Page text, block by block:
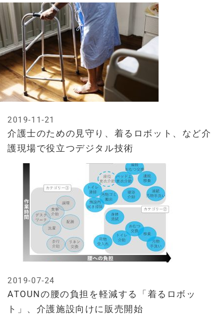
介護士のための見守り、着るロボット、など介
護現場で役立つデジタル技術
2019-11-21
ATOUNの腰の負担を軽減する「着るロボッ
ト」、介護施設向けに販売開始
2019-07-24